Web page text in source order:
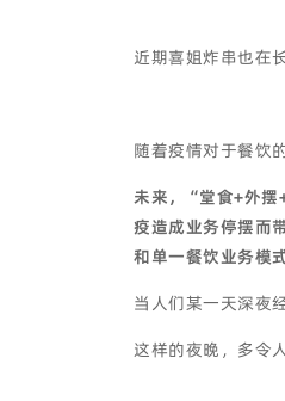
近期喜姐炸串也在
随着疫情对于餐饮
未来，“堂食+外摆
疫造成业务停摆而
和单一餐饮业务模
当人们某一天深夜
这样的夜晚，多令